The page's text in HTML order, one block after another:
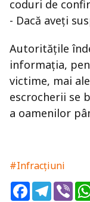
coduri de
- Dacă aveți
Autoritățile
informația,
victime, mai
escrocherii se
a oamenilor
#Infracțiuni
Facebook